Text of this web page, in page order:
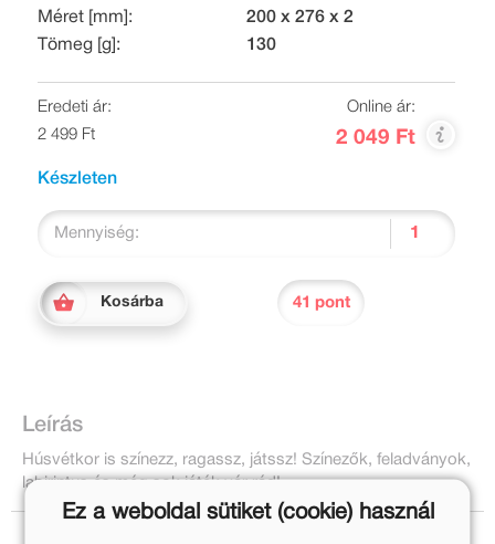
Méret [mm]:
200 x 276 x 2
Tömeg [g]:
130
Eredeti ár:
2 499 Ft
Online ár:
2 049 Ft
Készleten
Mennyiség:
Kosárba 41 pont
Leírás
Húsvétkor is színezz, ragassz, játssz! Színezők, feladványok,
labirintus és még sok játék vár rád!
Ez a weboldal sütiket (cookie) használ